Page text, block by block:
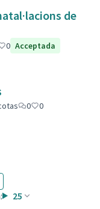
de
0 Acceptada
0
0
25